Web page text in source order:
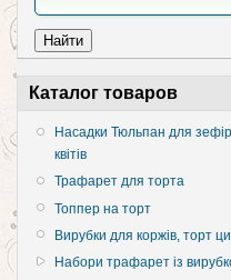
Каталог товаров
Насадки Тюльпан для
квітів
Трафарет для торта
Топпер на торт
Вирубки для коржів, торт
Набори трафарет із